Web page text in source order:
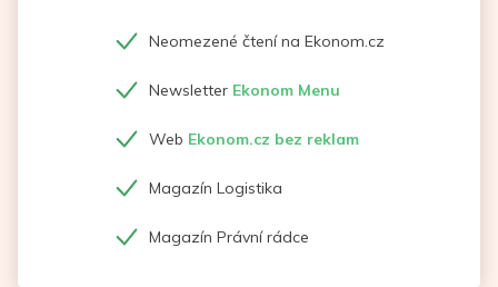
Neomezené čtení na Ekonom.cz
Newsletter Ekonom Menu
Web Ekonom.cz bez reklam
Magazín Logistika
Magazín Právní rádce